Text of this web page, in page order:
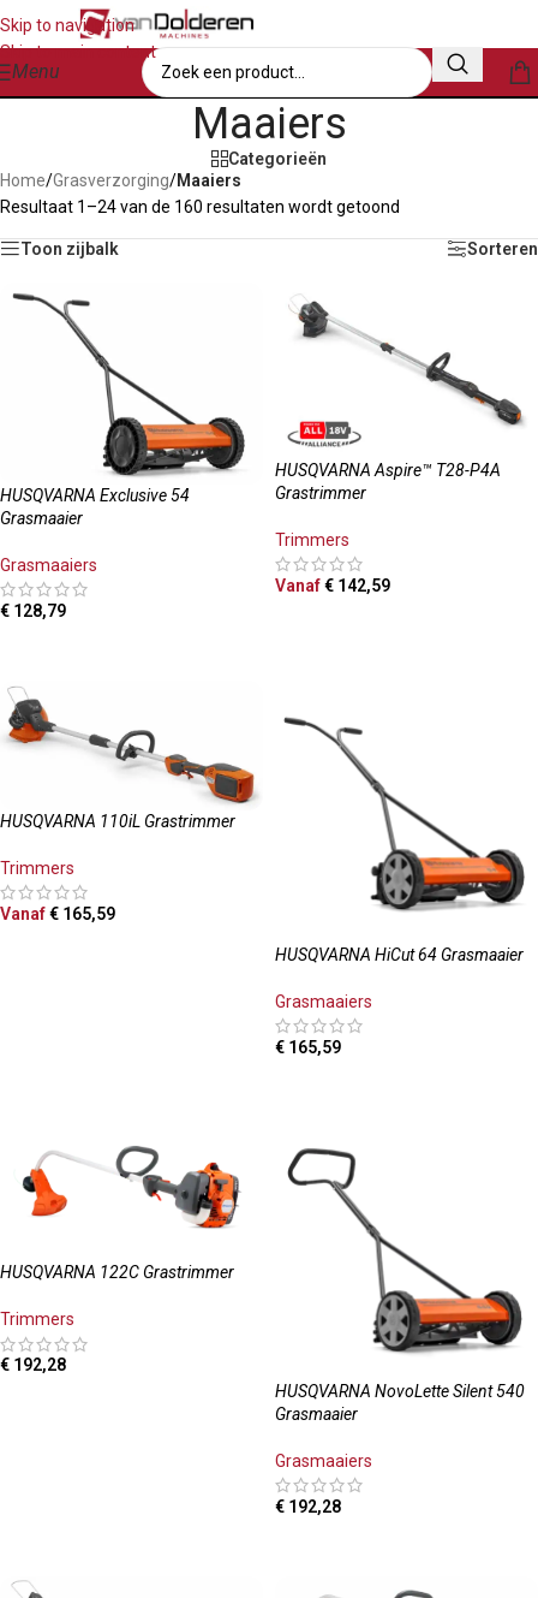
Skip to navigation
Skip to main content
Menu
Maaiers
Categorieën
Home/Grasverzorging/Maaiers
Resultaat 1–24 van de 160 resultaten wordt getoond
Toon zijbalk Sorteren
HUSQVARNA Exclusive 54
Grasmaaier
Grasmaaiers
€ 128,79
HUSQVARNA Aspire™ T28-P4A
Grastrimmer
Trimmers
Vanaf€ 142,59
HUSQVARNA 110iL Grastrimmer
Trimmers
Vanaf€ 165,59
HUSQVARNA HiCut 64 Grasmaaier
Grasmaaiers
€ 165,59
HUSQVARNA 122C Grastrimmer
Trimmers
€ 192,28
HUSQVARNA NovoLette Silent 540
Grasmaaier
Grasmaaiers
€ 192,28